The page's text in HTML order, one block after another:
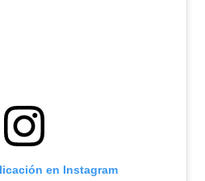
en Instagram